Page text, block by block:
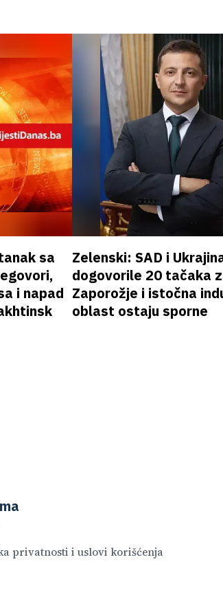
sa
i napad
Zelenski: SAD i
dogovorile 20 tačaka
Zaporožje i istočna
oblast ostaju sporne
privatnosti i uslovi korišćenja